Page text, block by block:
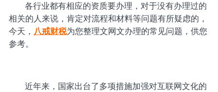
各行业都有相应的资质要办理，对于没有办理过的
相关的人来说，肯定对流程和材料等问题有所疑虑的，
今天， 八戒财税为您整理文网文办理的常见问题，供您
参考。
近年来，国家出台了多项措施加强对互联网文化的